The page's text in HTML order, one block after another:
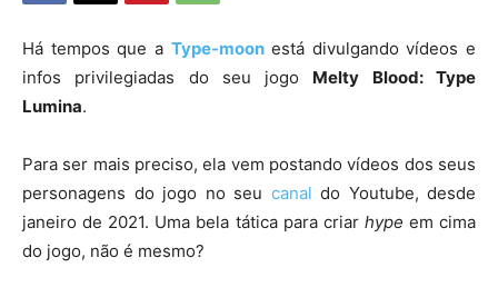
Há tempos que a Type-moonestá divulgando vídeos e
infos privilegiadas do seu jogo Melty Blood: Type
Lumina.
Para ser mais preciso, ela vem postando vídeos dos seus
personagens do jogo no seu canal do Youtube, desde
janeiro de 2021. Uma bela tática para criar hype em cima
do jogo, não é mesmo?